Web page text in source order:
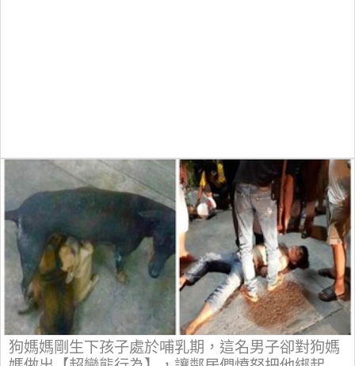
狗媽媽剛生下孩子處於哺乳期，這名男子卻對狗媽